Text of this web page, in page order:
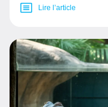
Lire l’article